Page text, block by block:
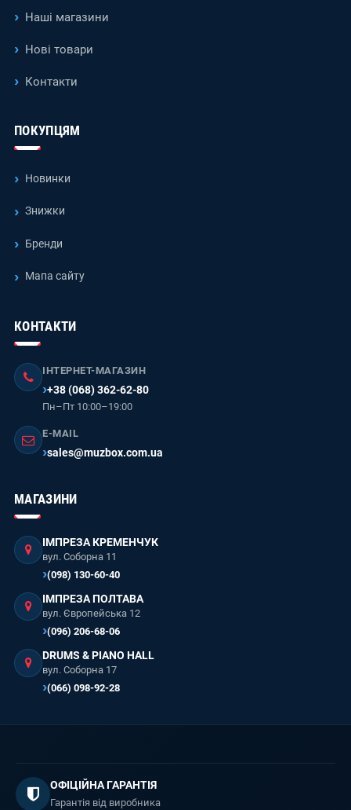
Наші магазини
Нові товари
Контакти
ПОКУПЦЯМ
Новинки
Знижки
Бренди
Мапа сайту
КОНТАКТИ
ІНТЕРНЕТ-МАГАЗИН
+38 (068) 362-62-80
Пн–Пт 10:00–19:00
E-MAIL
sales@muzbox.com.ua
МАГАЗИНИ
ІМПРЕЗА КРЕМЕНЧУК
вул. Соборна 11
(098) 130-60-40
ІМПРЕЗА ПОЛТАВА
вул. Європейська 12
(096) 206-68-06
DRUMS & PIANO HALL
вул. Соборна 17
(066) 098-92-28
ОФІЦІЙНА ГАРАНТІЯ
Гарантія від виробника